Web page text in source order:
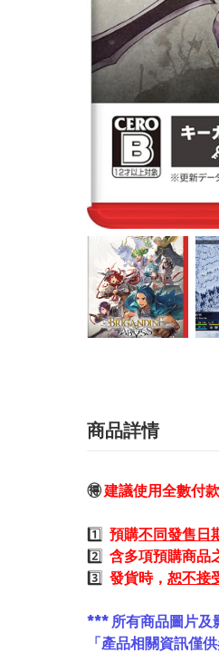
商品詳情
🉐建議使用全數付
1️⃣ 預購不同發售日
2️⃣ 含多項預購商品
3️⃣ 發貨時， 恕不接
*** 所有商品圖片及
「產品相關資訊僅